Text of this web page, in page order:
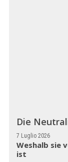
Die
7 Luglio 2026
Weshalb sie
ist